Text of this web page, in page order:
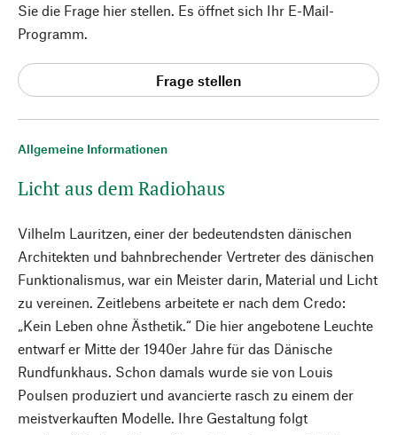
Allgemeine Informationen
Licht aus dem Radiohaus
Vilhelm Lauritzen, einer der bedeutendsten dänischen
Architekten und bahnbrechender Vertreter des dänischen
Funktionalismus, war ein Meister darin, Material und Licht
zu vereinen. Zeitlebens arbeitete er nach dem Credo:
„Kein Leben ohne Ästhetik.“ Die hier angebotene Leuchte
entwarf er Mitte der 1940er Jahre für das Dänische
Rundfunkhaus. Schon damals wurde sie von Louis
Poulsen produziert und avancierte rasch zu einem der
meistverkauften Modelle. Ihre Gestaltung folgt
Sie die Frage hier stellen. Es öffnet sich Ihr E-Mail-
Programm.
Frage stellen